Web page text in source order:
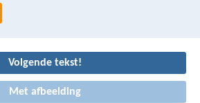
Volgende tekst!
Met afbeelding